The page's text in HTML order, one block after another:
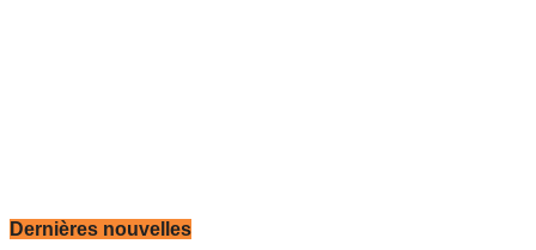
Dernières nouvelles